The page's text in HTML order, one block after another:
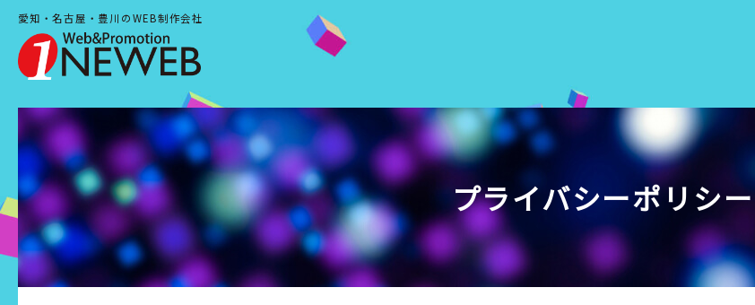
愛知・名古屋・豊川のWEB制作会社
Web&Promotion ONEWEB
プライバシーポリシー